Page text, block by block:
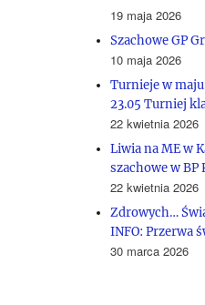
19 maja 2026
Szachowe GP
10 maja 2026
Turnieje w
23.05 Turniej
22 kwietnia 2026
Liwia na ME w
szachowe w BP
22 kwietnia 2026
Zdrowych…
INFO: Przerwa
30 marca 2026